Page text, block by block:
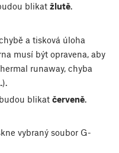
blikat žlutě.
a tisková úloha
musí být opravena, aby
runaway, chyba
blikat červeně.
vybraný soubor G-